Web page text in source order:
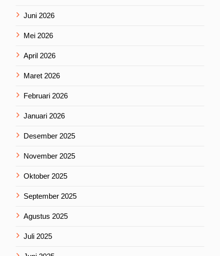
Juni 2026
Mei 2026
April 2026
Maret 2026
Februari 2026
Januari 2026
Desember 2025
November 2025
Oktober 2025
September 2025
Agustus 2025
Juli 2025